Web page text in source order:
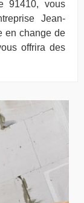
91410, vous
Jean-
en change de
offrira des